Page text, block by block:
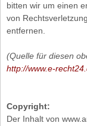
bitten wir um einen
von
entfernen.
(Quelle für diesen
http://www.e-
Copyright:
Der Inhalt von